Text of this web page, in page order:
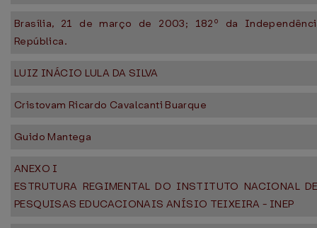
Brasília, 21 de março de 2003; 182º da
República.
LUIZ INÁCIO LULA DA SILVA
Cristovam Ricardo Cavalcanti Buarque
Guido Mantega
ANEXO I
ESTRUTURA REGIMENTAL DO INSTITUTO NACIONAL
PESQUISAS EDUCACIONAIS ANÍSIO TEIXEIRA - INEP